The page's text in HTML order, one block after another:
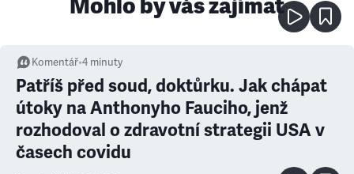
Mohlo by vás zajímat
Komentář•4 minuty
Patříš před soud, doktůrku. Jak chápat
útoky na Anthonyho Fauciho, jenž
rozhodoval o zdravotní strategii USA v
časech covidu